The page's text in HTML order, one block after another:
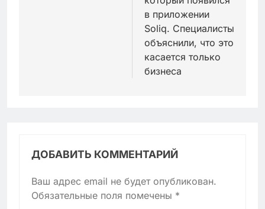
в приложении
Soliq. Специалисты
объяснили, что это
касается только
бизнеса
ДОБАВИТЬ КОММЕНТАРИЙ
Ваш адрес email не будет опубликован.
Обязательные поля помечены *